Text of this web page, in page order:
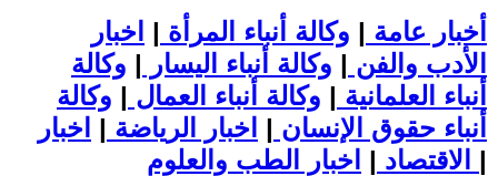
أخبار عامة | وكالة أنباء المرأة | اخبار
الأدب والفن | وكالة أنباء اليسار | وكالة
أنباء العلمانية | وكالة أنباء العمال | وكالة
أنباء حقوق الإنسان | اخبار الرياضة | اخبار
الاقتصاد | |